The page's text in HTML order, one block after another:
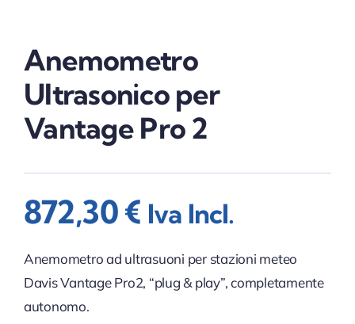
Anemometro
Ultrasonico per
Vantage Pro 2
872,30€ Iva Incl.
Anemometro ad ultrasuoni per stazioni meteo
Davis Vantage Pro2, “plug & play”, completamente
autonomo.